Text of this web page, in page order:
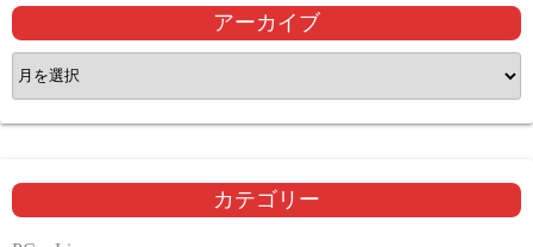
アーカイブ
ア
ー
カ
ブ
カテゴリー